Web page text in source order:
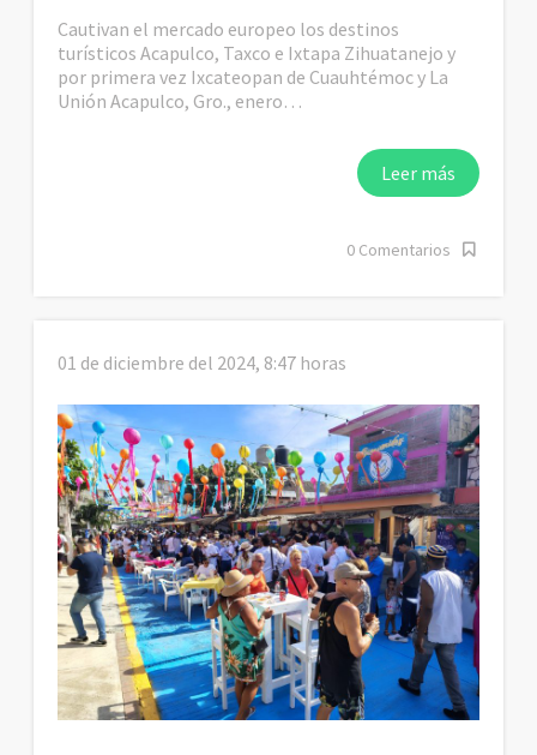
Cautivan el mercado europeo los destinos
turísticos Acapulco, Taxco e Ixtapa Zihuatanejo y
por primera vez Ixcateopan de Cuauhtémoc y La
Unión Acapulco, Gro., enero…
Leer más
0 Comentarios
01 de diciembre del 2024, 8:47 horas